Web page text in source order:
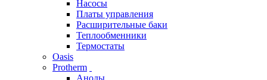
Насосы
Платы управления
Расширительные баки
Теплообменники
Термостаты
Oasis
Protherm